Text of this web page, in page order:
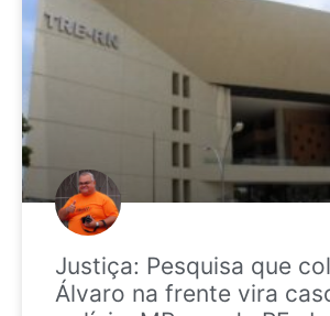
Justiça: Pesquisa que
Álvaro na frente vira